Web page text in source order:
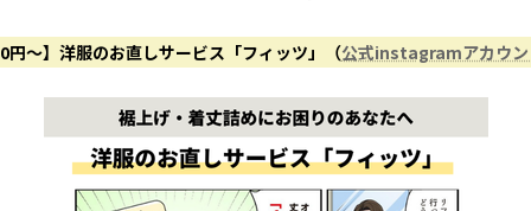
円〜】洋服のお直しサービス「フィッツ」（公式instagramアカウン